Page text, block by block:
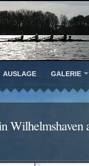
AUSLAGE GALERIE
Wilhelmshaven